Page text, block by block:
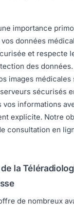
importance
données
et respecte
des
images
sécurisés
vos informations
explicite. Notre
consultation en
la
de nombreux